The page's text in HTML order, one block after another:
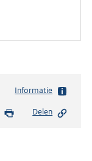
Informatie
Delen